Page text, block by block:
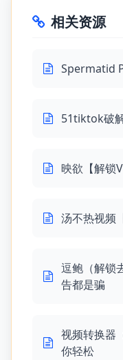
相关资源
Spermatid
51tiktok破
映欲【解锁
汤不热视频
逗鲍（解锁
告都是骗
视频转换器
你轻松